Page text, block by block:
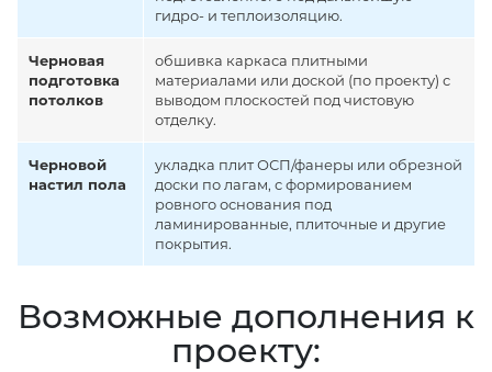
гидро- и теплоизоляцию.
Черновая
подготовка
потолков
обшивка каркаса плитными
материалами или доской (по проекту) с
выводом плоскостей под чистовую
отделку.
Черновой
настил пола
укладка плит ОСП/фанеры или обрезной
доски по лагам, с формированием
ровного основания под
ламинированные, плиточные и другие
покрытия.
Возможные дополнения к
проекту: